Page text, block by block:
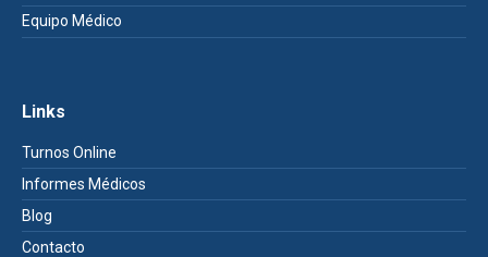
Equipo Médico
Links
Turnos Online
Informes Médicos
Blog
Contacto